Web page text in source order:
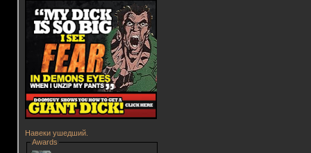
Навеки ушедший.
Awards